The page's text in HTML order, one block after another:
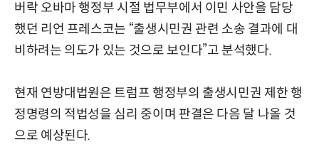
버락 오바마 행정부 시절 법무부에서 이민 사안을 담당
했던 리언 프레스코는 “출생시민권 관련 소송 결과에 대
비하려는 의도가 있는 것으로 보인다”고 분석했다.
현재 연방대법원은 트럼프 행정부의 출생시민권 제한 행
정명령의 적법성을 심리 중이며 판결은 다음 달 나올 것
으로 예상된다.